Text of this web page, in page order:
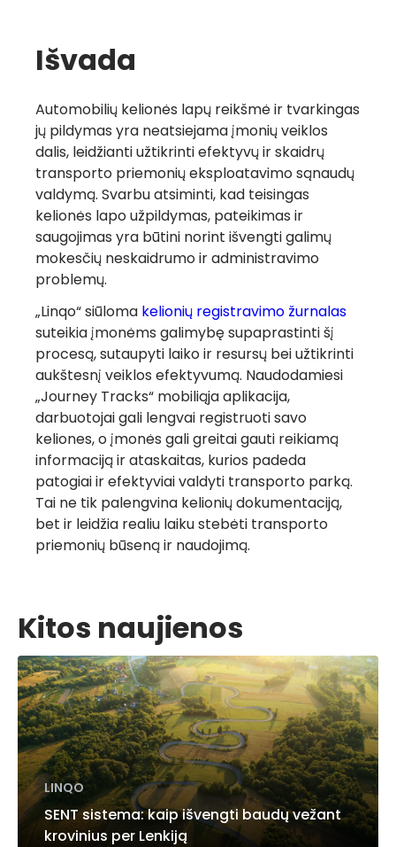
Išvada
Automobilių kelionės lapų reikšmė ir tvarkingas
jų pildymas yra neatsiejama įmonių veiklos
dalis, leidžianti užtikrinti efektyvų ir skaidrų
transporto priemonių eksploatavimo sąnaudų
valdymą. Svarbu atsiminti, kad teisingas
kelionės lapo užpildymas, pateikimas ir
saugojimas yra būtini norint išvengti galimų
mokesčių neskaidrumo ir administravimo
problemų.
„Linqo“ siūloma kelionių registravimo žurnalas
suteikia įmonėms galimybę supaprastinti šį
procesą, sutaupyti laiko ir resursų bei užtikrinti
aukštesnį veiklos efektyvumą. Naudodamiesi
„Journey Tracks“ mobiliąja aplikacija,
darbuotojai gali lengvai registruoti savo
keliones, o įmonės gali greitai gauti reikiamą
informaciją ir ataskaitas, kurios padeda
patogiai ir efektyviai valdyti transporto parką.
Tai ne tik palengvina kelionių dokumentaciją,
bet ir leidžia realiu laiku stebėti transporto
priemonių būseną ir naudojimą.
Kitos naujienos
LINQO
SENT sistema: kaip išvengti baudų vežant
krovinius per Lenkiją